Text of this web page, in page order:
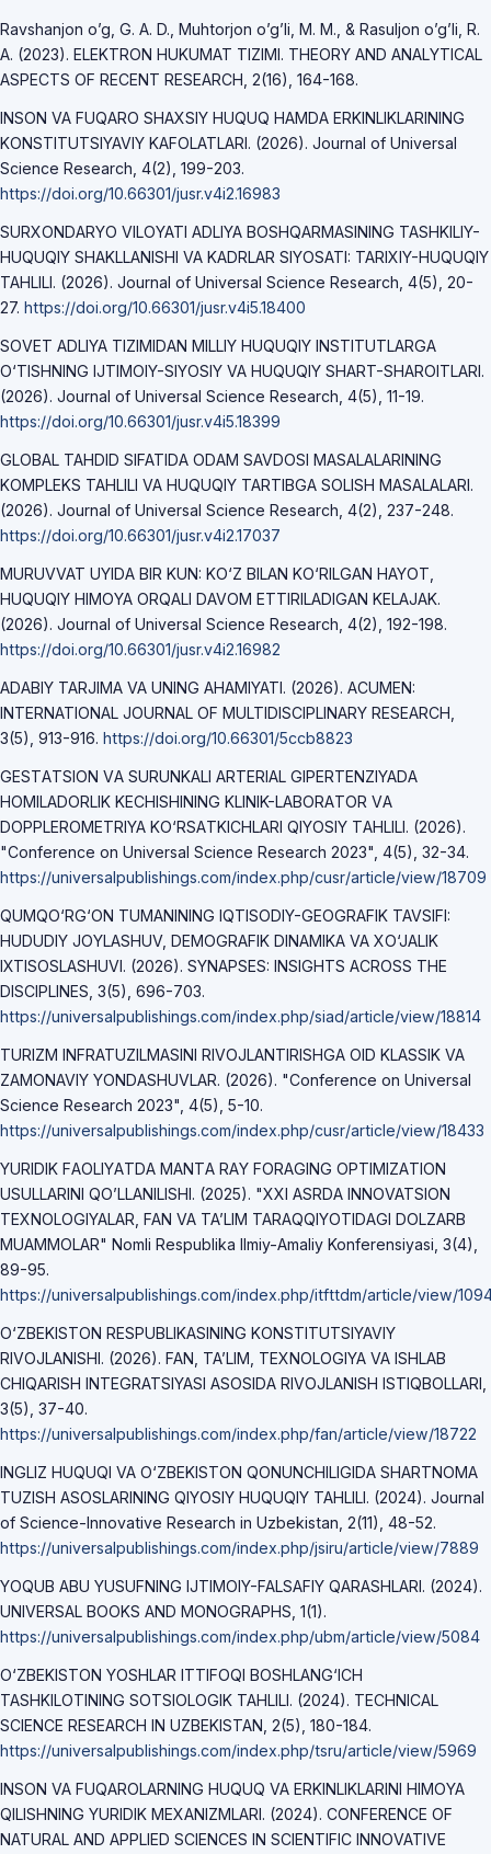
Ravshanjon o’g, G. A. D., Muhtorjon o’g’li, M. M., & Rasuljon o’g’li, R.
A. (2023). ELEKTRON HUKUMAT TIZIMI. THEORY AND ANALYTICAL
ASPECTS OF RECENT RESEARCH, 2(16), 164-168.
INSON VA FUQARO SHAXSIY HUQUQ HAMDA ERKINLIKLARINING
KONSTITUTSIYAVIY KAFOLATLARI. (2026). Journal of Universal
Science Research, 4(2), 199-203.
https://doi.org/10.66301/jusr.v4i2.16983
SURXONDARYO VILOYATI ADLIYA BOSHQARMASINING TASHKILIY-
HUQUQIY SHAKLLANISHI VA KADRLAR SIYOSATI: TARIXIY-HUQUQIY
TAHLILI. (2026). Journal of Universal Science Research, 4(5), 20-
27. https://doi.org/10.66301/jusr.v4i5.18400
SOVET ADLIYA TIZIMIDAN MILLIY HUQUQIY INSTITUTLARGA
O‘TISHNING IJTIMOIY-SIYOSIY VA HUQUQIY SHART-SHAROITLARI.
(2026). Journal of Universal Science Research, 4(5), 11-19.
https://doi.org/10.66301/jusr.v4i5.18399
GLOBAL TAHDID SIFATIDA ODAM SAVDOSI MASALALARINING
KOMPLEKS TAHLILI VA HUQUQIY TARTIBGA SOLISH MASALALARI.
(2026). Journal of Universal Science Research, 4(2), 237-248.
https://doi.org/10.66301/jusr.v4i2.17037
MURUVVAT UYIDA BIR KUN: KO‘Z BILAN KO‘RILGAN HAYOT,
HUQUQIY HIMOYA ORQALI DAVOM ETTIRILADIGAN KELAJAK.
(2026). Journal of Universal Science Research, 4(2), 192-198.
https://doi.org/10.66301/jusr.v4i2.16982
ADABIY TARJIMA VA UNING AHAMIYATI. (2026). ACUMEN:
INTERNATIONAL JOURNAL OF MULTIDISCIPLINARY RESEARCH,
3(5), 913-916. https://doi.org/10.66301/5ccb8823
GESTАTSION VА SURUNKАLI АRTERIАL GIPERTENZIYADА
HOMILАDORLIK KECHISHINING KLINIK-LАBORАTOR VА
DOPPLEROMETRIYA KO‘RSАTKICHLАRI QIYOSIY TАHLILI. (2026).
"Conference on Universal Science Research 2023", 4(5), 32-34.
https://universalpublishings.com/index.php/cusr/article/view/18709
QUMQO‘RG‘ON TUMANINING IQTISODIY-GEOGRAFIK TAVSIFI:
HUDUDIY JOYLASHUV, DEMOGRAFIK DINAMIKA VA XO‘JALIK
IXTISOSLASHUVI. (2026). SYNAPSES: INSIGHTS ACROSS THE
DISCIPLINES, 3(5), 696-703.
https://universalpublishings.com/index.php/siad/article/view/18814
TURIZM INFRATUZILMASINI RIVOJLANTIRISHGA OID KLASSIK VA
ZAMONAVIY YONDASHUVLAR. (2026). "Conference on Universal
Science Research 2023", 4(5), 5-10.
https://universalpublishings.com/index.php/cusr/article/view/18433
YURIDIK FАOLIYАTDА MАNTА RАY FORАGING OPTIMIZАTION
USULLАRINI QO’LLАNILISHI. (2025). "XXI ASRDA INNOVATSION
TEXNOLOGIYALAR, FAN VA TAʼLIM TARAQQIYOTIDAGI DOLZARB
MUAMMOLAR" Nomli Respublika Ilmiy-Amaliy Konferensiyasi, 3(4),
89-95.
https://universalpublishings.com/index.php/itfttdm/article/view/
O‘ZBEKISTON RESPUBLIKASINING KONSTITUTSIYAVIY
RIVOJLANISHI. (2026). FAN, TA’LIM, TEXNOLOGIYA VA ISHLAB
CHIQARISH INTEGRATSIYASI ASOSIDA RIVOJLANISH ISTIQBOLLARI,
3(5), 37-40.
https://universalpublishings.com/index.php/fan/article/view/18722
INGLIZ HUQUQI VA O‘ZBEKISTON QONUNCHILIGIDA SHARTNOMA
TUZISH ASOSLARINING QIYOSIY HUQUQIY TAHLILI. (2024). Journal
of Science-Innovative Research in Uzbekistan, 2(11), 48-52.
https://universalpublishings.com/index.php/jsiru/article/view/7889
YOQUB ABU YUSUFNING IJTIMOIY-FALSAFIY QARASHLARI. (2024).
UNIVERSAL BOOKS AND MONOGRAPHS, 1(1).
https://universalpublishings.com/index.php/ubm/article/view/5084
O‘ZBEKISTON YOSHLAR ITTIFOQI BOSHLANG‘ICH
TASHKILOTINING SOTSIOLOGIK TAHLILI. (2024). TECHNICAL
SCIENCE RESEARCH IN UZBEKISTAN, 2(5), 180-184.
https://universalpublishings.com/index.php/tsru/article/view/5969
INSON VA FUQAROLARNING HUQUQ VA ERKINLIKLARINI HIMOYA
QILISHNING YURIDIK MEXANIZMLARI. (2024). CONFERENCE OF
NATURAL AND APPLIED SCIENCES IN SCIENTIFIC INNOVATIVE